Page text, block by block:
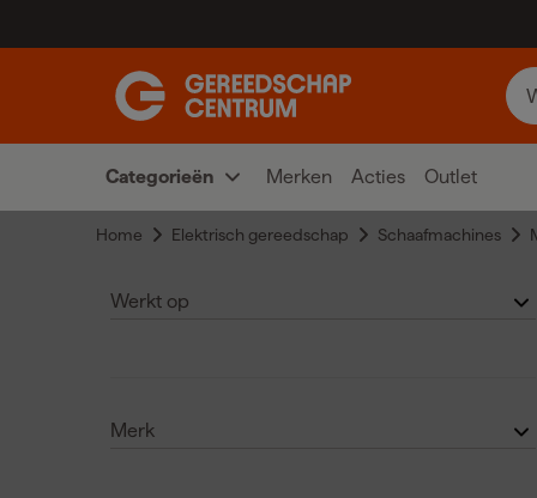
Categorieën Merken Acties Outlet
Home Elektrisch gereedschap Schaafmachines
Werkt op
Merk